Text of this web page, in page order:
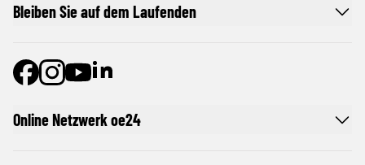
Online Netzwerk oe24
Bleiben Sie auf dem Laufenden